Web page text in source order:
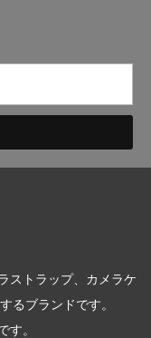
ストラップ、カメラケ
るブランドです。
す。